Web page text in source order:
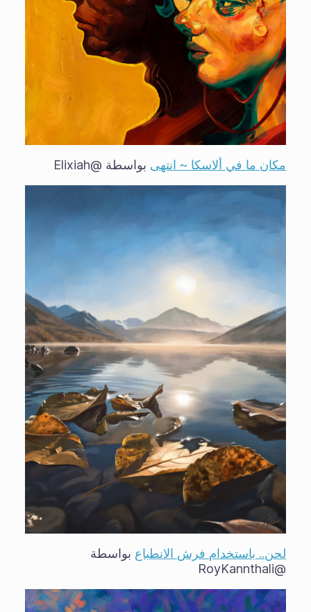
مكان ما في ألاسكا ~ انتهى بواسطة @Elixiah
لحن.. باستخدام فرش الانطباع بواسطة
@RoyKannthali